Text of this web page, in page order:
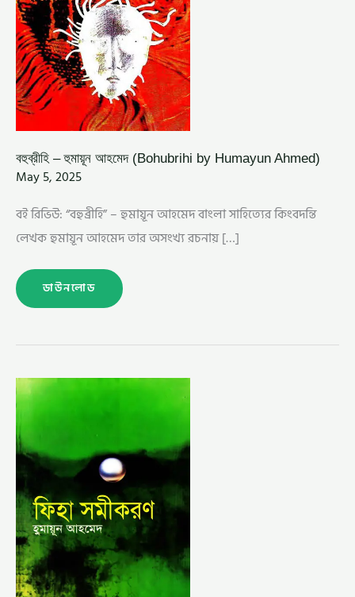
বহুব্রীহি – হুমায়ূন আহমেদ (Bohubrihi by Humayun Ahmed)
May 5, 2025
বই রিভিউ: “বহুব্রীহি” – হুমায়ূন আহমেদ বাংলা সাহিত্যের কিংবদন্তি
লেখক হুমায়ূন আহমেদ তার অসংখ্য রচনায় […]
ডাউনলোড
ফিহা
সমীকরণ
BY
HUMAYUN
AHMED)